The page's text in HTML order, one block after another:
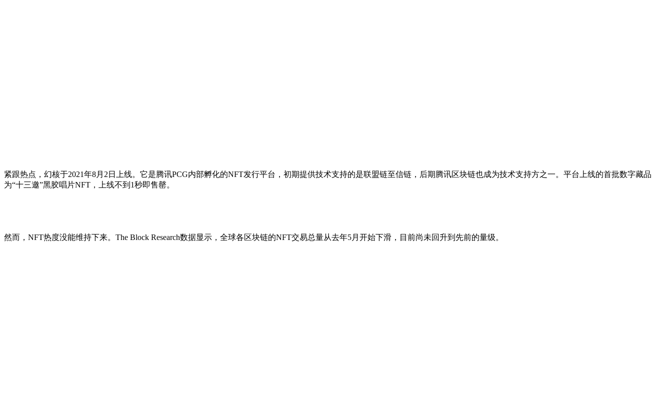
紧跟热点，幻核于2021年8月2日上线。它是腾讯PCG内部孵化的NFT发行平台，初期提供技术支持的是联盟链至信链，后期腾讯区块链也成为技术支持方之一。平台上线的首批数字藏品
为“十三邀”黑胶唱片NFT，上线不到1秒即售罄。
然而，NFT热度没能维持下来。The Block Research数据显示，全球各区块链的NFT交易总量从去年5月开始下滑，目前尚未回升到先前的量级。